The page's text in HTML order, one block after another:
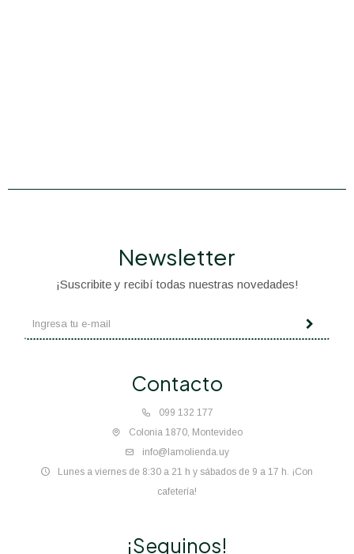
Contacto
099 132 177
Colonia 1870, Montevideo
info@lamolienda.uy
Lunes a viernes de 8:30 a 21 h y sábados de 9 a 17 h. ¡Con
cafetería!
Newsletter
¡Suscribite y recibí todas nuestras novedades!
¡Seguinos!